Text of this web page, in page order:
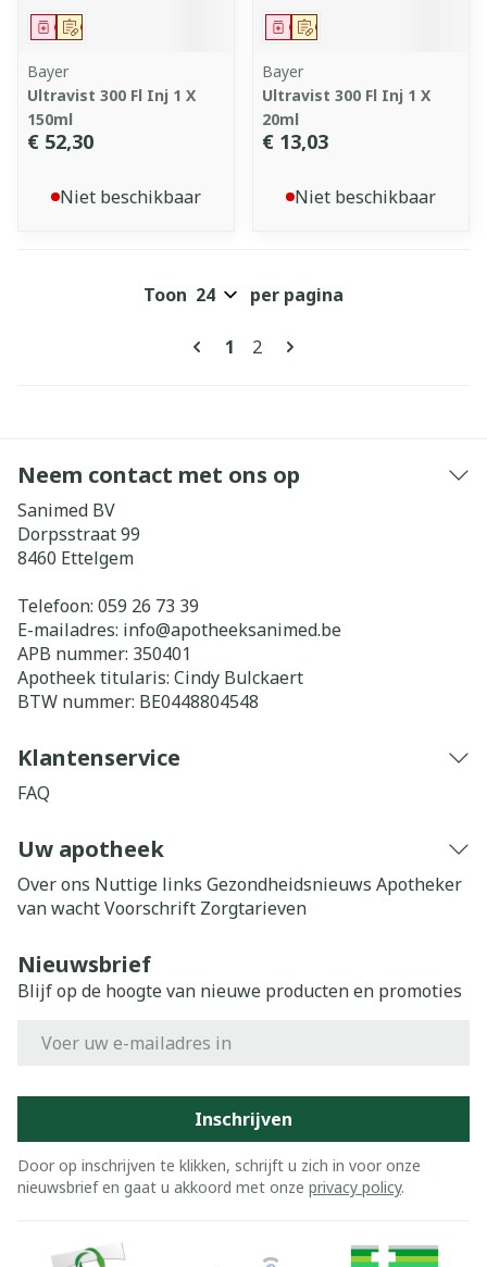
Op voorschrift
Geneesmiddel
Bayer
Ultravist 300 Fl Inj 1 X
150ml
€ 52,30
Niet beschikbaar
Op voorschrift
Geneesmiddel
Bayer
Ultravist 300 Fl Inj 1 X
20ml
€ 13,03
Niet beschikbaar
Pagina's
U lees momenteel pagina
1 Pagina
2
Toon per pagina
Neem contact met ons op
Sanimed BV
Dorpsstraat 99
8460 Ettelgem
Telefoon: 059 26 73 39
E-mailadres: info@apotheeksanimed.be
APB nummer: 350401
Apotheek titularis: Cindy Bulckaert
BTW nummer: BE0448804548
Klantenservice
FAQ
Uw apotheek
Over ons Nuttige links Gezondheidsnieuws Apotheker
van wachtVoorschrift Zorgtarieven
Nieuwsbrief
Blijf op de hoogte van nieuwe producten en promoties
Inschrijven
Door op inschrijven te klikken, schrijft u zich in voor onze
nieuwsbrief en gaat u akkoord met onze privacy policy.